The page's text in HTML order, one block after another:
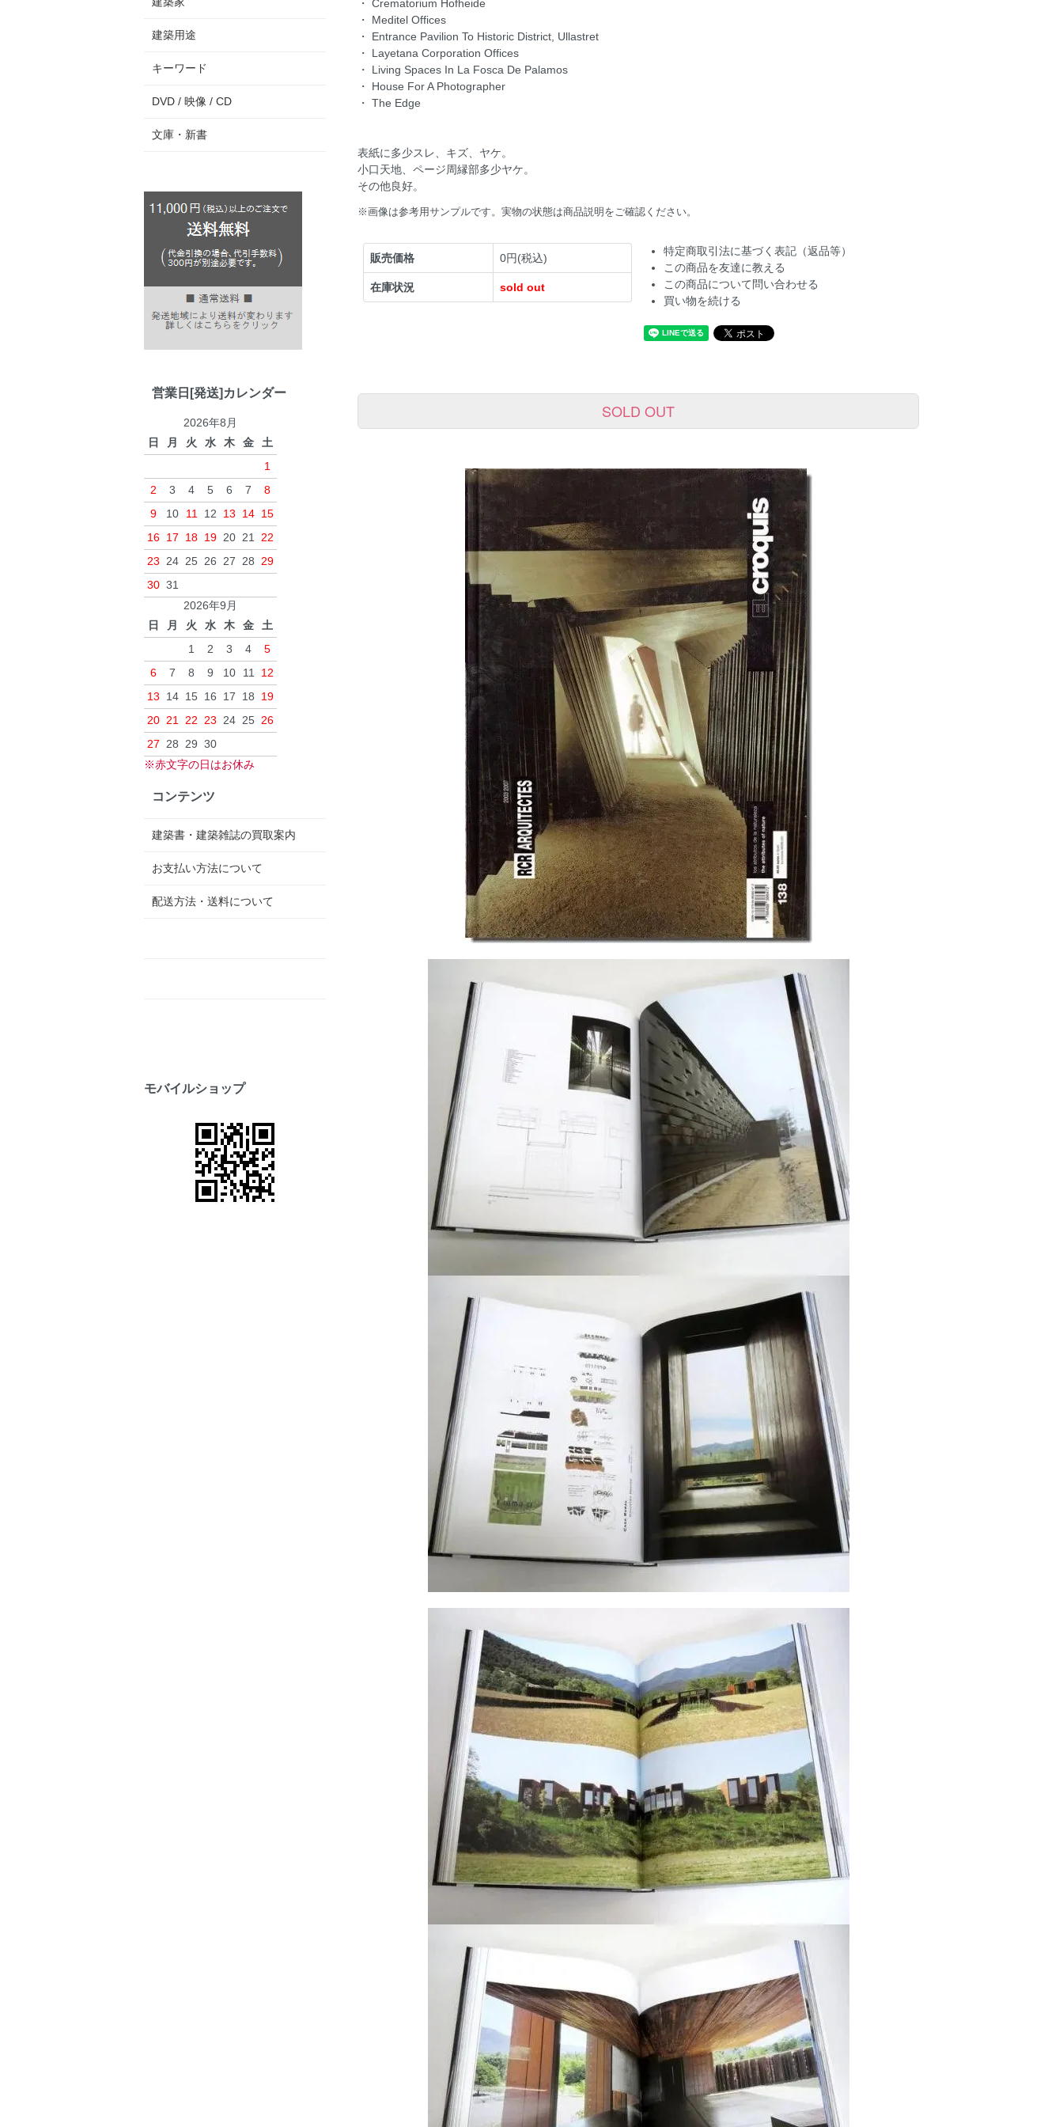
・ Crematorium Hofheide
・ Meditel Offices
・ Entrance Pavilion To Historic District, Ullastret
・ Layetana Corporation Offices
・ Living Spaces In La Fosca De Palamos
・ House For A Photographer
・ The Edge
表紙に多少スレ、キズ、ヤケ。
小口天地、ページ周縁部多少ヤケ。
その他良好。
※画像は参考用サンプルです。実物の状態は商品説明をご確認ください。
販売価格 0円(税込)
在庫状況 sold out
特定商取引法に基づく表記（返品等）
この商品を友達に教える
この商品について問い合わせる
買い物を続ける
SOLD OUT
建築用途
キーワード
DVD / 映像 / CD
文庫・新書
営業日[発送]カレンダー
2026年8月
日
月 火 水 木 金
土
1
2
3 4 5 6 7
8
9
10 11 12 13 14 15
16 17 18 19 20 21 22
23 24 25 26 27 28 29
30 31
2026年9月
日
月 火 水 木 金
土
1
2 3 4
5
6
7 8 9 10 11
12
13
14 15 16 17 18
19
20 21 22 23 24 25 26
27 28 29 30
※赤文字の日はお休み
コンテンツ
建築書・建築雑誌の買取案内
お支払い方法について
配送方法・送料について
モバイルショップ